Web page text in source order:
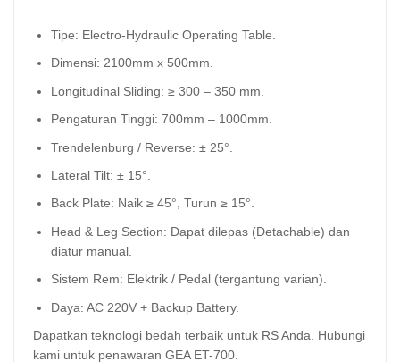
Tipe: Electro-Hydraulic Operating Table.
Dimensi: 2100mm x 500mm.
Longitudinal Sliding: ≥ 300 – 350 mm.
Pengaturan Tinggi: 700mm – 1000mm.
Trendelenburg / Reverse: ± 25°.
Lateral Tilt: ± 15°.
Back Plate: Naik ≥ 45°, Turun ≥ 15°.
Head & Leg Section: Dapat dilepas (Detachable) dan
diatur manual.
Sistem Rem: Elektrik / Pedal (tergantung varian).
Daya: AC 220V + Backup Battery.
Dapatkan teknologi bedah terbaik untuk RS Anda. Hubungi
kami untuk penawaran GEA ET-700.